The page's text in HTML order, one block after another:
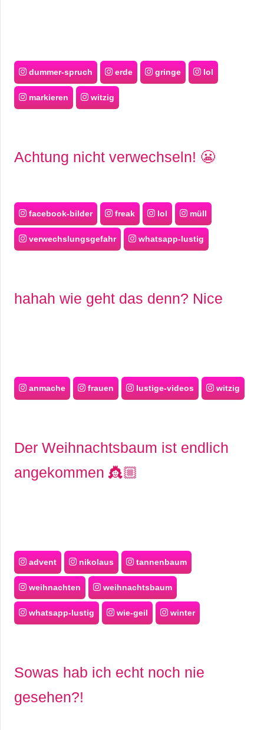
dummer-spruch erde gringe lol
markieren witzig
Achtung nicht verwechseln! 😬
facebook-bilder freak lol müll
verwechslungsgefahr whatsapp-lustig
hahah wie geht das denn? Nice
anmache frauen lustige-videos witzig
Der Weihnachtsbaum ist endlich
angekommen 👸🏼
advent nikolaus tannenbaum
weihnachten weihnachtsbaum
whatsapp-lustig wie-geil winter
Sowas hab ich echt noch nie
gesehen?!